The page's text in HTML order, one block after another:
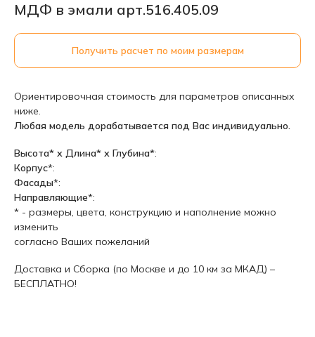
МДФ в эмали арт.516.405.09
Получить расчет по моим размерам
Ориентировочная стоимость для параметров описанных
ниже.
Любая модель дорабатывается под Вас индивидуально.
Высота* х Длина* х Глубина*:
Корпус*:
Фасады*:
Направляющие*:
* - размеры, цвета, конструкцию и наполнение можно
изменить
согласно Ваших пожеланий
Доставка и Сборка (по Москве и до 10 км за МКАД) –
БЕСПЛАТНО!